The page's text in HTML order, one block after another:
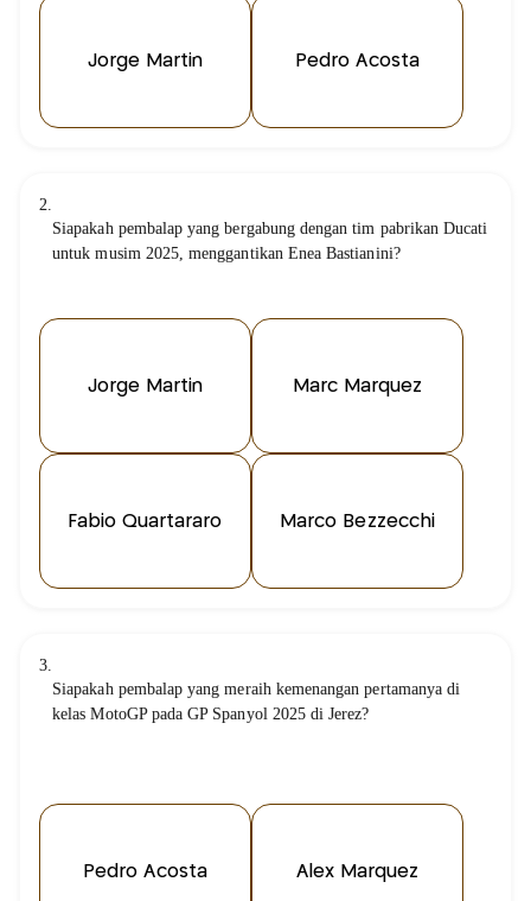
Jorge Martín Pedro Acosta
2.
Siapakah pembalap yang bergabung dengan tim pabrikan Ducati
untuk musim 2025, menggantikan Enea Bastianini?
Jorge Martin Marc Marquez
Fabio Quartararo Marco Bezzecchi
3.
Siapakah pembalap yang meraih kemenangan pertamanya di
kelas MotoGP pada GP Spanyol 2025 di Jerez?
Pedro Acosta Álex Marquez